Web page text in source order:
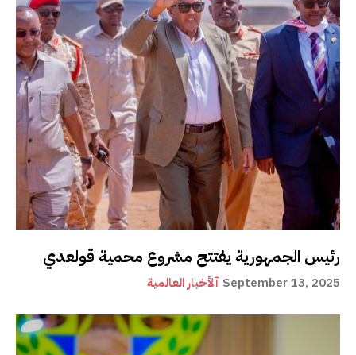
رئيس الجمهورية يفتتح مشروع محمية قولعدي
ألأخبار العالمية September 13, 2025